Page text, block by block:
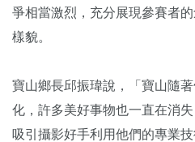
爭相當激烈，充分展現參賽者
樣貌。
寶山鄉長邱振瑋說，「寶山隨
化，許多美好事物也一直在消
吸引攝影好手利用他們的專業